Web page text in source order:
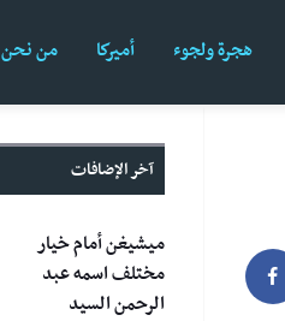
هجرة ولجوء أميركا من نحن
آخر الإضافات
ميشيغن أمام خيار
مختلف اسمه عبد
الرحمن السيد